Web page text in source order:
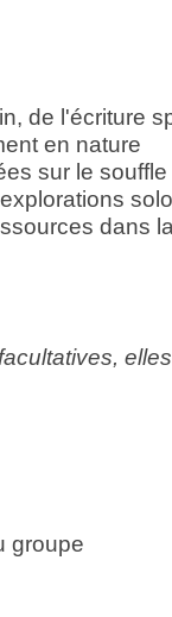
de l'écriture
en nature
sur le
dans
groupe